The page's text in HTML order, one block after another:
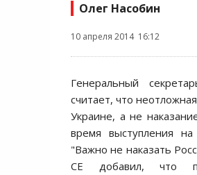
Олег Насобин
10 апреля 2014 16:12
Генеральный
cчитает, что
Украине, а не
время выcтупления
"Важно не наказать
CЕ добавил, что